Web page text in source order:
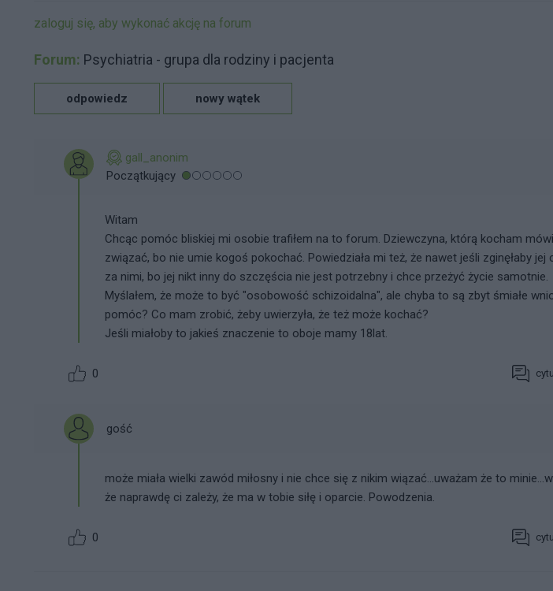
zaloguj się, aby wykonać akcję na forum
Forum: Psychiatria - grupa dla rodziny i pacjenta
odpowiedz nowy wątek
gall_anonim
Początkujący
Witam
Chcąc pomóc bliskiej mi osobie trafiłem na to forum. Dziewczyna, którą kocham
związać, bo nie umie kogoś pokochać. Powiedziała mi też, że nawet jeśli zginęłaby jej
za nimi, bo jej nikt inny do szczęścia nie jest potrzebny i chce przeżyć życie samotnie.
Myślałem, że może to być "osobowość schizoidalna", ale chyba to są zbyt śmiałe
pomóc? Co mam zrobić, żeby uwierzyła, że też może kochać?
Jeśli miałoby to jakieś znaczenie to oboje mamy 18lat.
0
gość
może miała wielki zawód miłosny i nie chce się z nikim wiązać...uważam że to
że naprawdę ci zależy, że ma w tobie siłę i oparcie. Powodzenia.
0